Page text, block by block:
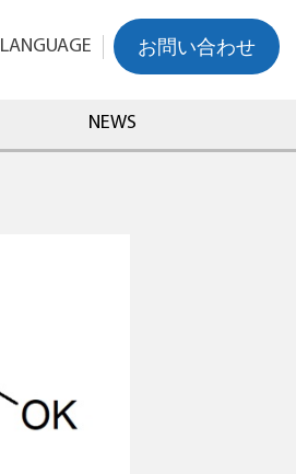
LANGUAGE お問い合わせ
NEWS